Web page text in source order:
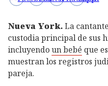
Nueva York. La cantante
custodia principal de sus
incluyendoun bebé que
muestran los registros
pareja.